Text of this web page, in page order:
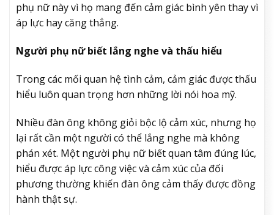
phụ nữ này vì họ mang đến cảm giác bình yên thay vì
áp lực hay căng thẳng.
Người phụ nữ biết lắng nghe và thấu hiểu
Trong các mối quan hệ tình cảm, cảm giác được thấu
hiểu luôn quan trọng hơn những lời nói hoa mỹ.
Nhiều đàn ông không giỏi bộc lộ cảm xúc, nhưng họ
lại rất cần một người có thể lắng nghe mà không
phán xét. Một người phụ nữ biết quan tâm đúng lúc,
hiểu được áp lực công việc và cảm xúc của đối
phương thường khiến đàn ông cảm thấy được đồng
hành thật sự.